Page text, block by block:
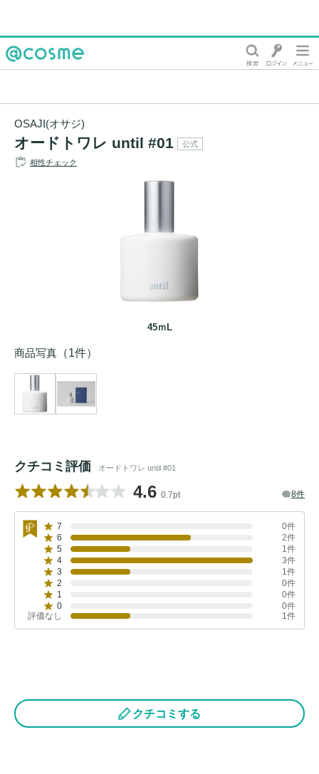
OSAJI(オサジ)
オードトワレ until #01 公式
相性チェック
45ｍL
商品写真 （1件）
クチコミ評価 オードトワレ until #01
4.6 0.7pt 8件
7
0件
6
2件
5
1件
4
3件
3
1件
2
0件
1
0件
0
0件
評価なし
1件
クチコミする